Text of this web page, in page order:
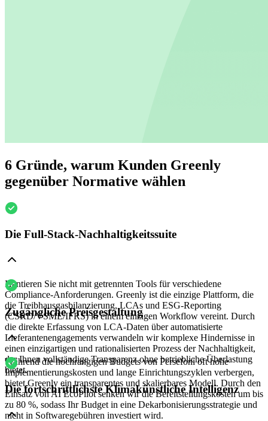
6 Gründe, warum Kunden Greenly
gegenüber Normative wählen
Die Full-Stack-Nachhaltigkeitssuite
Hantieren Sie nicht mit getrennten Tools für verschiedene
Compliance-Anforderungen. Greenly ist die einzige Plattform, die
die Treibhausgasbilanzierung, LCAs und ESG-Reporting
(CSRD/VSME/IFRS) in einem einzigen Workflow vereint. Durch
die direkte Erfassung von LCA-Daten über automatisierte
Lieferantenengagements verwandeln wir komplexe Hindernisse in
einen einzigartigen und rationalisierten Prozess der Nachhaltigkeit,
der Ihnen vollständige Transparenz ohne betriebliche Überlastung
bietet.
Zugängliche Preisgestaltung
Während die hochrangigen Budgets von Persefoni oft hohe
Implementierungskosten und lange Einrichtungszyklen verbergen,
bietet Greenly ein transparentes und skalierbares Modell. Durch den
Einsatz von AI EcoPilot senken wir die Bereitstellungskosten um bis
zu 80 %, sodass Ihr Budget in eine Dekarbonisierungsstrategie und
nicht in Softwaregebühren investiert wird.
Die fortschrittlichste Klimakünstliche Intelligenz